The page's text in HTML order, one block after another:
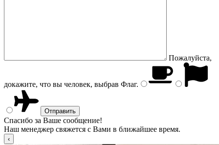
Пожалуйста,
докажите, что вы человек, выбрав Флаг.
Спасибо за Ваше сообщение!
Наш менеджер свяжется с Вами в ближайшее время.